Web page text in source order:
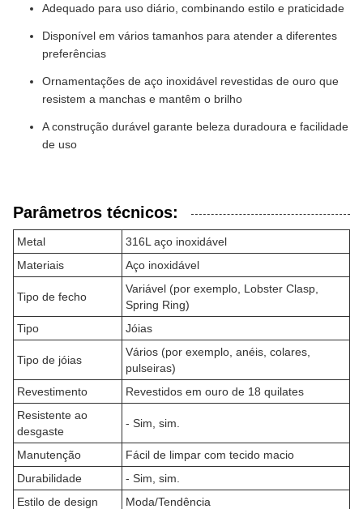
Adequado para uso diário, combinando estilo e praticidade
Disponível em vários tamanhos para atender a diferentes
preferências
Ornamentações de aço inoxidável revestidas de ouro que
resistem a manchas e mantêm o brilho
A construção durável garante beleza duradoura e facilidade
de uso
Parâmetros técnicos:
Metal
316L aço inoxidável
Materiais
Aço inoxidável
Tipo de fecho
Variável (por exemplo, Lobster Clasp,
Spring Ring)
Tipo
Jóias
Tipo de jóias
Vários (por exemplo, anéis, colares,
pulseiras)
Revestimento
Revestidos em ouro de 18 quilates
Resistente ao
desgaste
- Sim, sim.
Manutenção
Fácil de limpar com tecido macio
Durabilidade
- Sim, sim.
Estilo de design
Moda/Tendência